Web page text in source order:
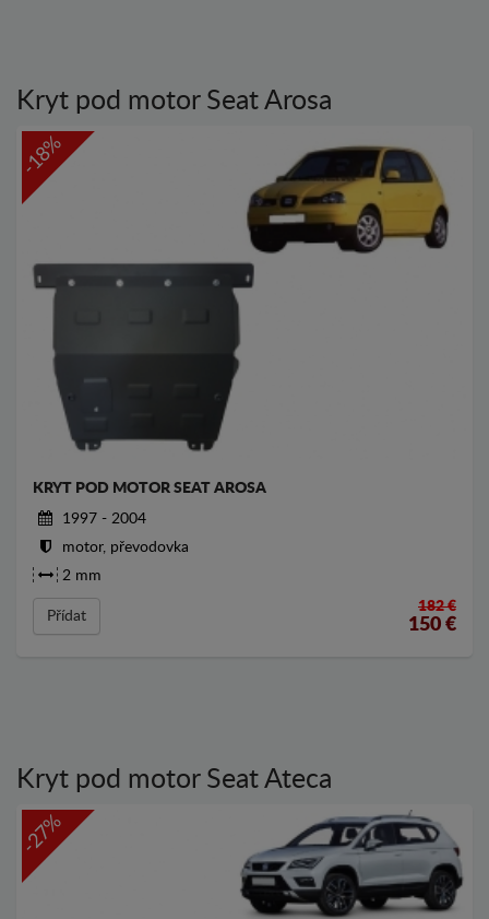
Kryt pod motor Seat Arosa
-18%
KRYT POD MOTOR SEAT AROSA
1997 - 2004
motor, převodovka
2 mm
Přídat
182 €
150 €
Kryt pod motor Seat Ateca
-27%